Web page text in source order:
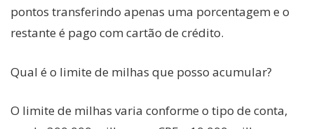
pontos transferindo apenas uma porcentagem e o
restante é pago com cartão de crédito.
Qual é o limite de milhas que posso acumular?
O limite de milhas varia conforme o tipo de conta,